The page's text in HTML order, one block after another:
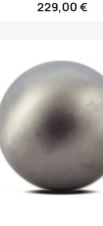
229,00 €